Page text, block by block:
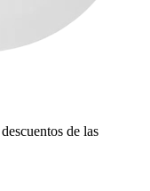
de las